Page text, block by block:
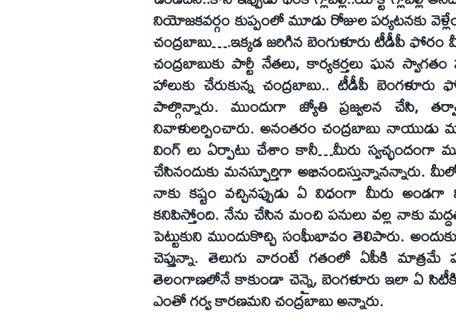
నియోజకవర్గం కుప్పంలో మూడు రోజుల పర్యటనకు
చంద్రబాబు….ఇక్కడ జరిగిన బెంగుళూరు టీడీపీ
చంద్రబాబుకు పార్టీ నేతలు, కార్యకర్తలు ఘన
హాలుకు చేరుకున్న చంద్రబాబు.. టీడీపీ
పాల్గొన్నారు. ముందుగా జ్యోతి ప్రజ్వలన చేసి,
నివాళులర్పించారు. అనంతరం చంద్రబాబు
వింగ్‌ లు ఏర్పాటు చేశాం కానీ…మీరు స్వచ్ఛందంగా
చేసినందుకు మనస్ఫూర్తిగా అభినందిస్తున్నానన్నారు.
నాకు కష్టం వచ్చినప్పుడు ఏ విధంగా మీరు
కనిపిస్తోంది. నేను చేసిన మంచి పనులు వల్ల నాకు
పెట్టుకుని ముందుకొచ్చి సంఫీుభావం తెలిపారు.
చెప్తున్నా. తెలుగు వారంటే గతంలో ఏపీకి మాత్రమే
తెలంగాణలోనే కాకుండా చెన్నై, బెంగళూరు ఇలా ఏ సిటీకి
ఎంతో గర్వ కారణమని చంద్రబాబు అన్నారు.